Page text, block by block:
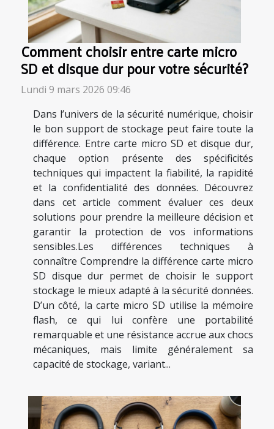
Comment choisir entre carte micro
SD et disque dur pour votre sécurité?
Lundi 9 mars 2026 09:46
Dans l’univers de la sécurité numérique, choisir
le bon support de stockage peut faire toute la
différence. Entre carte micro SD et disque dur,
chaque option présente des spécificités
techniques qui impactent la fiabilité, la rapidité
et la confidentialité des données. Découvrez
dans cet article comment évaluer ces deux
solutions pour prendre la meilleure décision et
garantir la protection de vos informations
sensibles.Les différences techniques à
connaître Comprendre la différence carte micro
SD disque dur permet de choisir le support
stockage le mieux adapté à la sécurité données.
D’un côté, la carte micro SD utilise la mémoire
flash, ce qui lui confère une portabilité
remarquable et une résistance accrue aux chocs
mécaniques, mais limite généralement sa
capacité de stockage, variant...